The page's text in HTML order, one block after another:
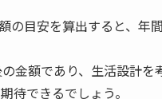
目安を算出すると、年
金額であり、生活設計を
待できるでしょう。